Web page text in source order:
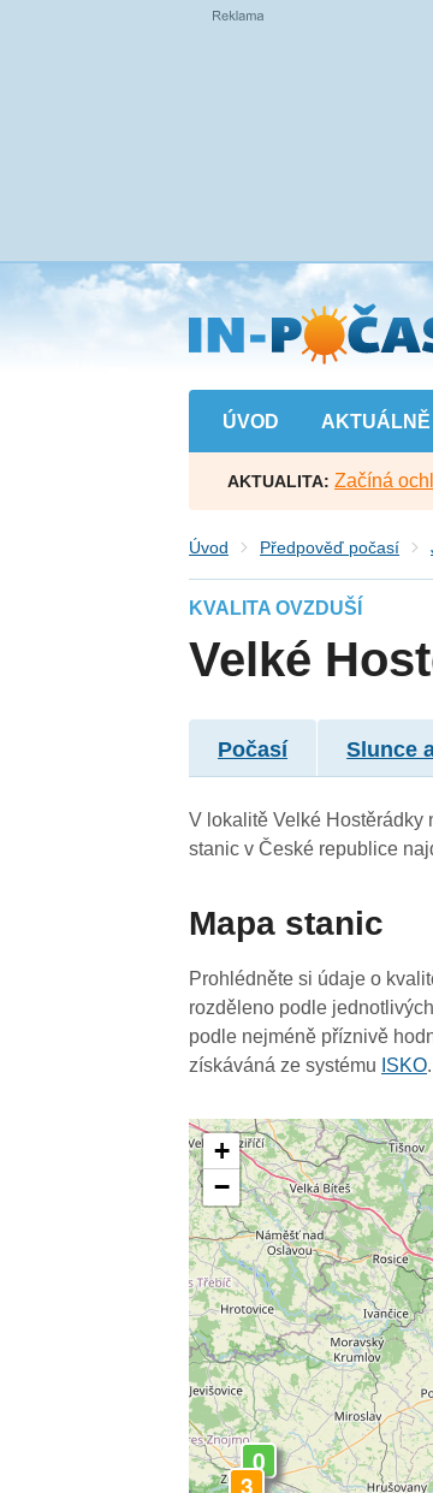
Přejít
na
hlavní
obsah
ÚVOD AKTUÁLNĚ
AKTUALITA: Začíná
Úvod Předpověď počasí
KVALITA OVZDUŠÍ
Velké
Počasí Slunce
V lokalitě Velké Hostěrádky
stanic v České republice
Mapa stanic
Prohlédněte si údaje o
rozděleno podle
podle nejméně příznivě
získáváná ze systému ISKO.
0
+
−